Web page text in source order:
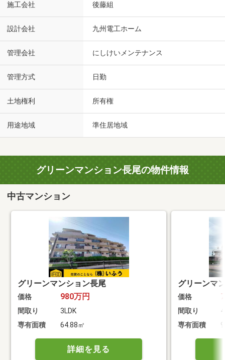
施工会社 後藤組
設計会社 九州電工ホーム
管理会社 にしけいメンテナンス
管理方式 日勤
土地権利 所有権
用途地域 準住居地域
グリーンマンション長尾の物件情報
中古マンション
グリーンマンション長尾
価格 980万円
間取り
3LDK
専有面積
64.88㎡
詳細を見る
グリーンマ
価格
間取り
専有面積